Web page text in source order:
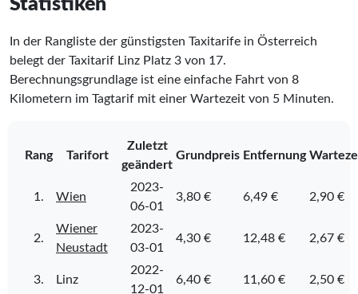
Statistiken
In der Rangliste der günstigsten Taxitarife in Österreich
belegt der Taxitarif Linz Platz 3 von 17.
Berechnungsgrundlage ist eine einfache Fahrt von 8
Kilometern im Tagtarif mit einer Wartezeit von 5 Minuten.
Rang Tarifort
Zuletzt
geändert
Grundpreis Entfernung
1. Wien
2023-
06-01
3,80 € 6,49 € 2,90 €
2.
Wiener
Neustadt
2023-
03-01
4,30 € 12,48 € 2,67 €
3. Linz
2022-
12-01
6,40 € 11,60 € 2,50 €